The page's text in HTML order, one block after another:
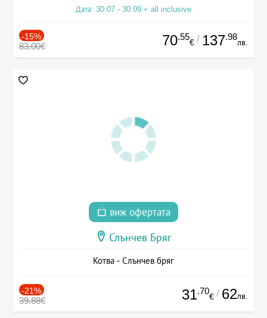
Дата: 30.07 - 30.09 + all inclusive
-15%
83.00€ 70.55
€ / 137.98
лв.
виж офертата
Слънчев Бряг
Котва - Слънчев бряг
-21%
39.88€ 31.70
€ / 62лв.